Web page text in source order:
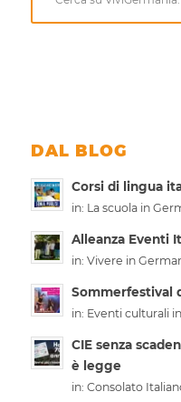
DAL BLOG
Corsi di lingua
in: La scuola in
Alleanza Eventi
in: Vivere in
Sommerfestival
in: Eventi culturali
CIE senza
è legge
in: Consolato